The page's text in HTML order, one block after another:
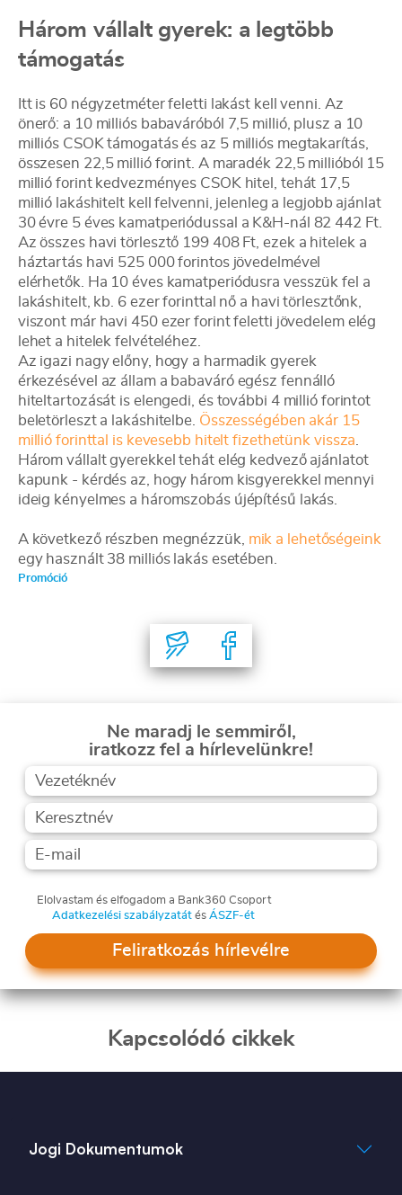
Három vállalt gyerek: a legtöbb
támogatás
Itt is 60 négyzetméter feletti lakást kell venni. Az
önerő: a 10 milliós babaváróból 7,5 millió, plusz a 10
milliós CSOK támogatás és az 5 milliós megtakarítás,
összesen 22,5 millió forint. A maradék 22,5 millióból 15
millió forint kedvezményes CSOK hitel, tehát 17,5
millió lakáshitelt kell felvenni, jelenleg a legjobb ajánlat
30 évre 5 éves kamatperiódussal a K&H-nál 82 442 Ft.
Az összes havi törlesztő 199 408 Ft, ezek a hitelek a
háztartás havi 525 000 forintos jövedelmével
elérhetők. Ha 10 éves kamatperiódusra vesszük fel a
lakáshitelt, kb. 6 ezer forinttal nő a havi törlesztőnk,
viszont már havi 450 ezer forint feletti jövedelem elég
lehet a hitelek felvételéhez.
Az igazi nagy előny, hogy a harmadik gyerek
érkezésével az állam a babaváró egész fennálló
hiteltartozását is elengedi, és további 4 millió forintot
beletörleszt a lakáshitelbe. Összességében akár 15
millió forinttal is kevesebb hitelt fizethetünk vissza
Három vállalt gyerekkel tehát elég kedvező ajánlatot
kapunk - kérdés az, hogy három kisgyerekkel mennyi
ideig kényelmes a háromszobás újépítésű lakás.
A következő részben megnézzük, mik a lehetőségeink
egy használt 38 milliós lakás esetében.
Promóció
Ne maradj le semmiről,
iratkozz fel a hírlevelünkre!
Elolvastam és elfogadom a Bank360 Csoport
Adatkezelési szabályzatátés ÁSZF-ét
Feliratkozás hírlevélre
Kapcsolódó cikkek
Jogi Dokumentumok